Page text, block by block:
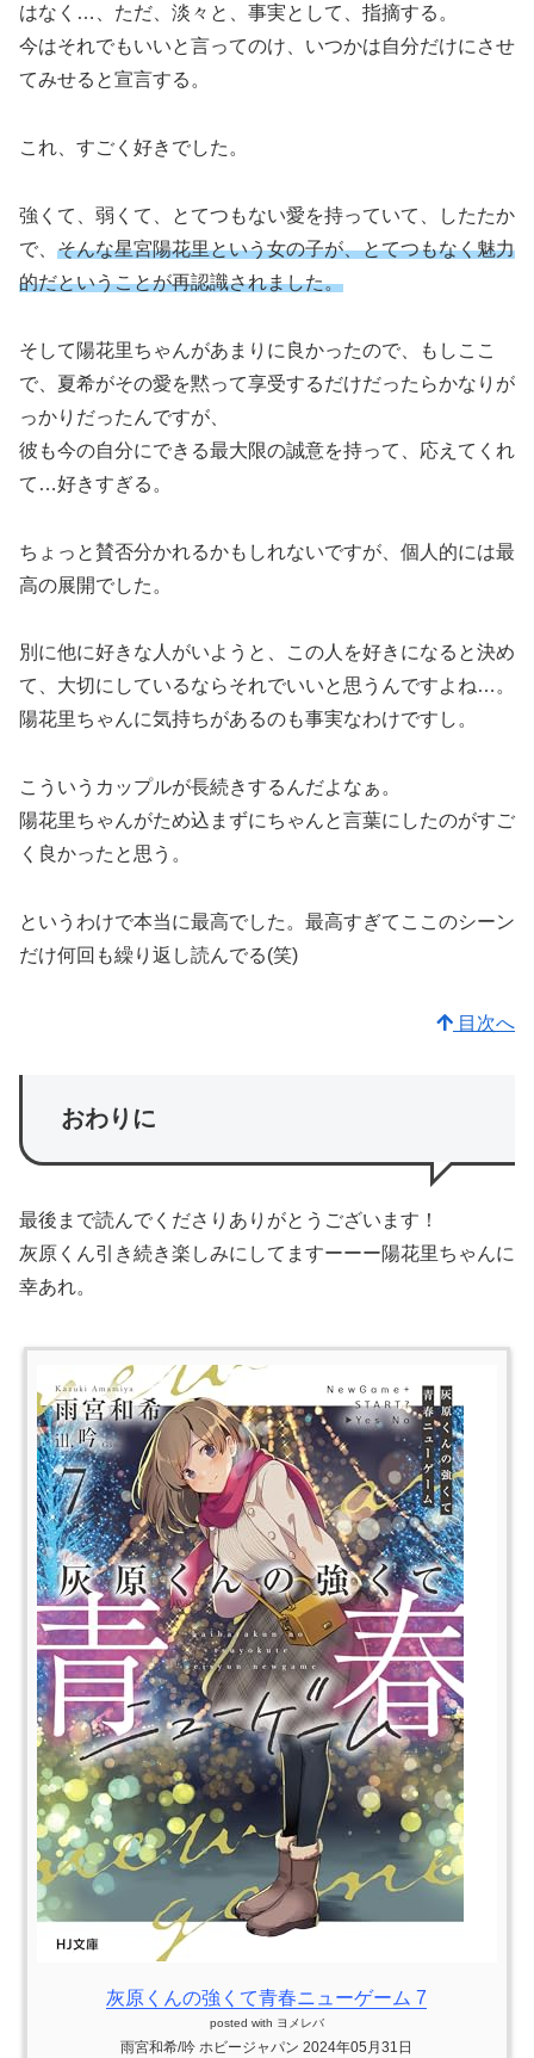
はなく…、ただ、淡々と、事実として、指摘する。
今はそれでもいいと言ってのけ、いつかは自分だけにさせ
てみせると宣言する。
これ、すごく好きでした。
強くて、弱くて、とてつもない愛を持っていて、したたか
で、 そんな星宮陽花里という女の子が、とてつもなく魅力
的だということが再認識されました。
そして陽花里ちゃんがあまりに良かったので、もしここ
で、夏希がその愛を黙って享受するだけだったらかなりが
っかりだったんですが、
彼も今の自分にできる最大限の誠意を持って、応えてくれ
て…好きすぎる。
ちょっと賛否分かれるかもしれないですが、個人的には最
高の展開でした。
別に他に好きな人がいようと、この人を好きになると決め
て、大切にしているならそれでいいと思うんですよね…。
陽花里ちゃんに気持ちがあるのも事実なわけですし。
こういうカップルが長続きするんだよなぁ。
陽花里ちゃんがため込まずにちゃんと言葉にしたのがすご
く良かったと思う。
というわけで本当に最高でした。最高すぎてここのシーン
だけ何回も繰り返し読んでる(笑)
目次へ
おわりに
最後まで読んでくださりありがとうございます！
灰原くん引き続き楽しみにしてますーーー陽花里ちゃんに
幸あれ。
灰原くんの強くて青春ニューゲーム 7
posted with ヨメレバ
雨宮和希/吟 ホビージャパン 2024年05月31日